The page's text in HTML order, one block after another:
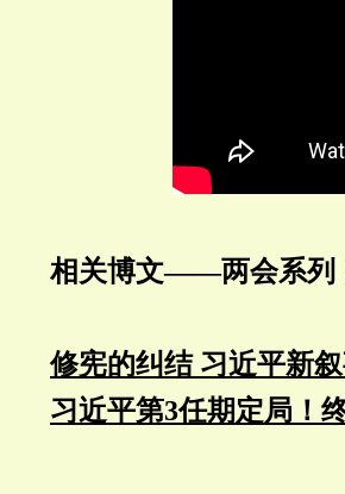
相关博文——两会系列
修宪的纠结 习近平新
习近平第3任期定局！